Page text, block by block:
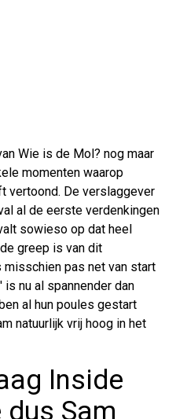
Wie is de Mol? nog maar
momenten waarop
vertoond. De verslaggever
al de eerste verdenkingen
sowieso op dat heel
greep is van dit
pas net van start
nu al spannender dan
al hun poules gestart
natuurlijk vrij hoog in het
Inside
dus Sam